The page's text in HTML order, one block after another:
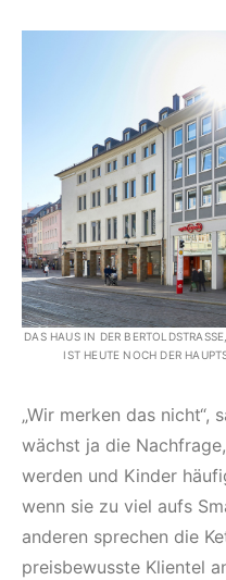
DAS HAUS IN DER
ST HEUTE NOCH DER
„Wir merken das nicht“,
wächst ja die
werden und Kinder
wenn sie zu viel aufs
anderen sprechen die
preisbewusste Klientel